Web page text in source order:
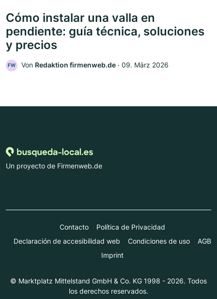
Cómo instalar una valla en
pendiente: guía técnica, soluciones
y precios
FW Von Redaktion firmenweb.de ‧ 09. März 2026
Un proyecto de Firmenweb.de
Contacto
Política de Privacidad
Declaración de accesibilidad web
Condiciones de uso
AGB
Imprint
© Marktplatz Mittelstand GmbH & Co. KG 1998 - 2026. Todos
los derechos reservados.